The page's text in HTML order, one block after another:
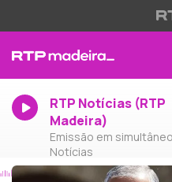
RTP Notícias (RTP
Madeira)
Emissão em
Notícias